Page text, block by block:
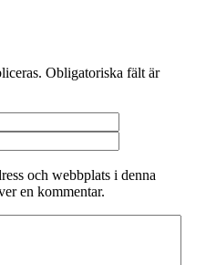
Obligatoriska fält är
och webbplats i denna
en kommentar.